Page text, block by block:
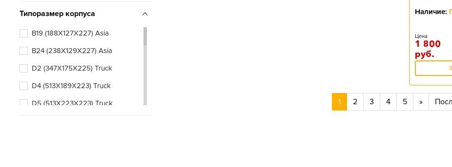
Типоразмер корпуса
B19 (188X127X227) Asia
B24 (238X129X227) Asia
D2 (347X175X225) Truck
D4 (513X189X223) Truck
D5 (513X223X223) Truck
Наличие:
Цена
1 800
руб.
1 2 3 4 5 »